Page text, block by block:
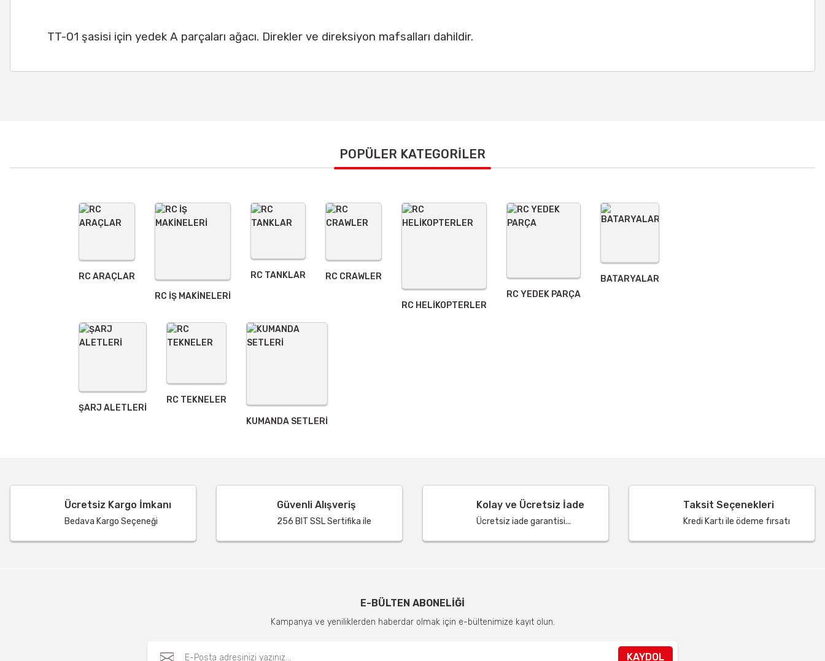
TT-01 şasisi için yedek A parçaları ağacı. Direkler ve direksiyon mafsalları dahildir.
Yorum Yaz
Bu ürüne benzer farklı alternatifler olmalı.
POPÜLER KATEGORİLER
RC ARAÇLAR
RC İŞ MAKİNELERİ
RC TANKLAR RC CRAWLER
RC HELİKOPTERLER
RC YEDEK PARÇA
BATARYALAR
ŞARJ ALETLERI
RC TEKNELER
KUMANDA SETLERİ
Ücretsiz Kargo İmkanı
Bedava Kargo Seçeneği
Güvenli Alışveriş
256 BIT SSL Sertifika ile
Kolay ve Ücretsiz İade
Ücretsiz iade garantisi...
Taksit Seçenekleri
Kredi Kartı ile ödeme fırsatı
E-BÜLTEN ABONELİĞİ
Kampanya ve yeniliklerden haberdar olmak için e-bültenimize kayıt olun.
KAYDOL